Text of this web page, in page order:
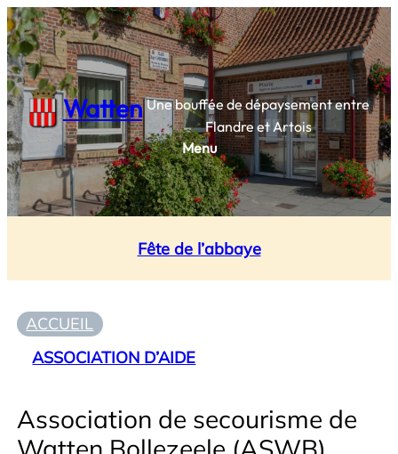
Watten Une bouffée de dépaysement entre
Flandre et Artois
Menu
Fête de l’abbaye
ACCUEIL
ASSOCIATION D’AIDE
Association de secourisme de